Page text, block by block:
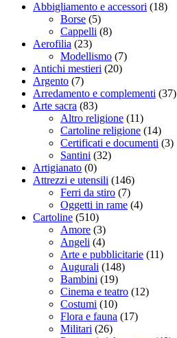
Abbigliamento e accessori (18)
Borse (5)
Cappelli (8)
Aerofilia (23)
Modellismo (7)
Antichi mestieri (20)
Argento (7)
Arredamento e complementi (37)
Arte sacra (83)
Altro religione (11)
Cartoline religione (14)
Certificati e documenti (3)
Santini (32)
Artigianato (0)
Attrezzi e utensili (146)
Ferri da stiro (7)
Oggetti in rame (4)
Cartoline (510)
Amore (3)
Angeli (4)
Arte e pubblicitarie (11)
Augurali (148)
Bambini (19)
Cinema e teatro (12)
Costumi (10)
Flora e fauna (17)
Militari (26)